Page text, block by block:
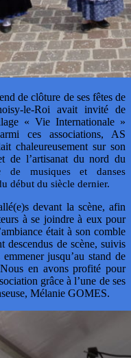
de clôture de ses fêtes de
le-Roi avait invité de
« Vie Internationale »
ces associations, AS
chaleureusement sur son
de l’artisanat du nord du
de musiques et danses
début du siècle dernier.
devant la scène, afin
à se joindre à eux pour
était à son comble
descendus de scène, suivis
jusqu’au stand de
en avons profité pour
grâce à l’une de ses
Mélanie GOMES.